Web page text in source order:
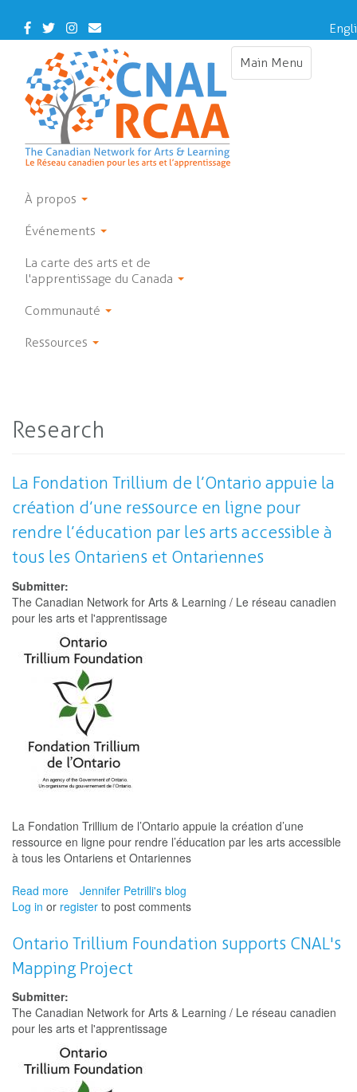
main
Facebook
TwitterInstagram
Contact
Us
Main Menu
Toggle
À propos
Événements
La carte des arts et de
l'apprentissage du Canada
Communauté
Ressources
Research
La Fondation Trillium de l’Ontario appuie la
création d’une ressource en ligne pour
rendre l’éducation par les arts accessible à
tous les Ontariens et Ontariennes
Submitter:
The Canadian Network for Arts & Learning / Le réseau canadien
pour les arts et l'apprentissage
La Fondation Trillium de l’Ontario appuie la création d’une
ressource en ligne pour rendre l’éducation par les arts accessible
à tous les Ontariens et Ontariennes
Read more about
La
Trillium
de
l’Ontario
création
d’une
ressource
en
ligne
Jennifer Petrilli's blog
Log in or register to post comments
Ontario Trillium Foundation supports CNAL's
Mapping Project
Submitter:
The Canadian Network for Arts & Learning / Le réseau canadien
pour les arts et l'apprentissage